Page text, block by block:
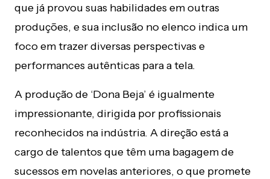
que já provou suas habilidades em outras
produções, e sua inclusão no elenco indica um
foco em trazer diversas perspectivas e
performances autênticas para a tela.
A produção de ‘Dona Beja’ é igualmente
impressionante, dirigida por profissionais
reconhecidos na indústria. A direção está a
cargo de talentos que têm uma bagagem de
sucessos em novelas anteriores, o que promete